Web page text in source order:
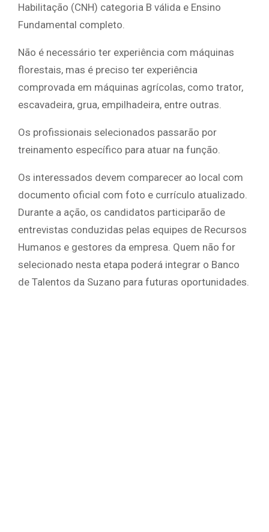
Habilitação (CNH) categoria B válida e Ensino
Fundamental completo.
Não é necessário ter experiência com máquinas
florestais, mas é preciso ter experiência
comprovada em máquinas agrícolas, como trator,
escavadeira, grua, empilhadeira, entre outras.
Os profissionais selecionados passarão por
treinamento específico para atuar na função.
Os interessados devem comparecer ao local com
documento oficial com foto e currículo atualizado.
Durante a ação, os candidatos participarão de
entrevistas conduzidas pelas equipes de Recursos
Humanos e gestores da empresa. Quem não for
selecionado nesta etapa poderá integrar o Banco
de Talentos da Suzano para futuras oportunidades.